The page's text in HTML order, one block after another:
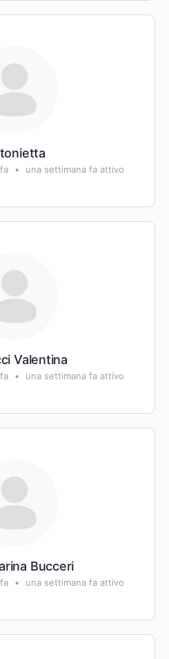
• una settimana fa attivo
Valentina
• una settimana fa attivo
Bucceri
• una settimana fa attivo